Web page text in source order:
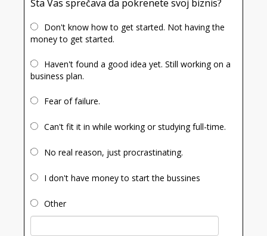
Šta Vas sprečava da pokrenete svoj biznis?
Don't know how to get started. Not having the
money to get started.
Haven't found a good idea yet. Still working on a
business plan.
Fear of failure.
Can't fit it in while working or studying full-time.
No real reason, just procrastinating.
I don't have money to start the bussines
Other